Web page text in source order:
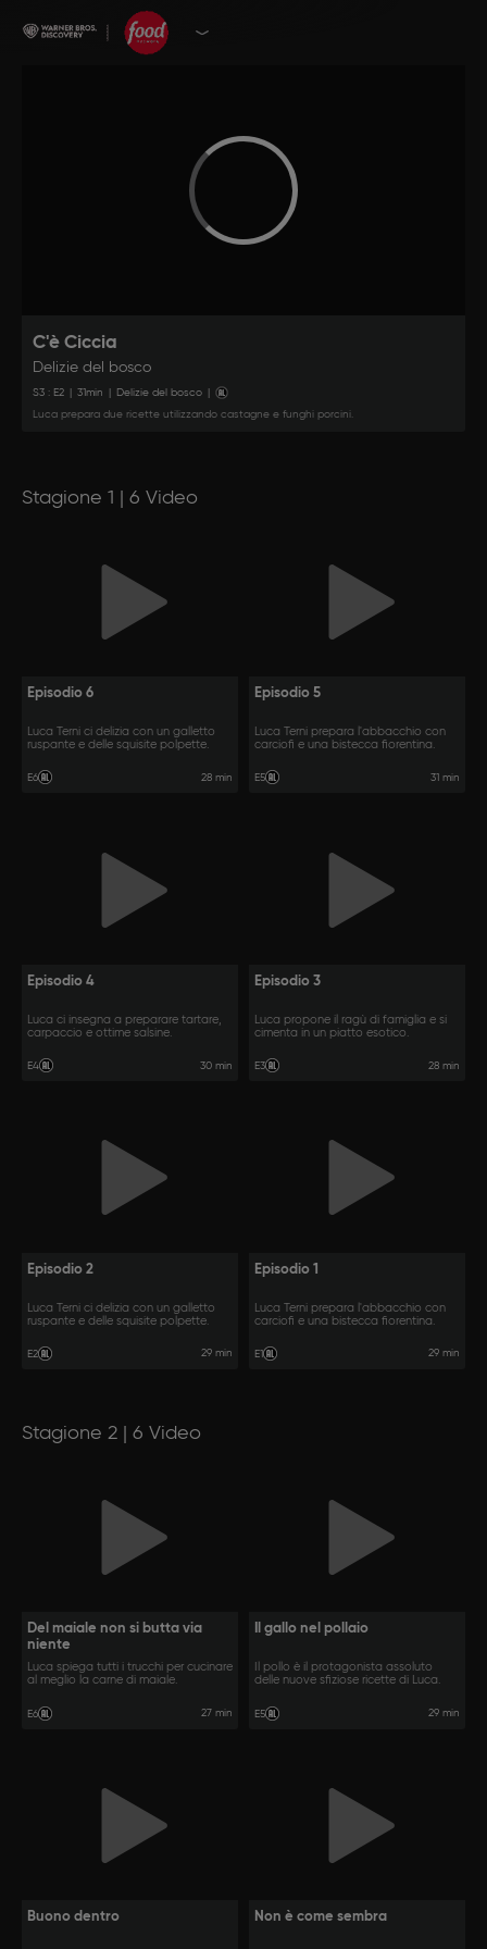
C'è Ciccia
Delizie del bosco
S3 : E2 31min Delizie del bosco
Luca prepara due ricette utilizzando castagne e funghi porcini.
Stagione 1 | 6 Video
Episodio 6
Luca Terni ci delizia con un galletto
ruspante e delle squisite polpette.
E6 28 min
Episodio 5
Luca Terni prepara l'abbacchio con
carciofi e una bistecca fiorentina.
E5 31 min
Episodio 4
Luca ci insegna a preparare tartare,
carpaccio e ottime salsine.
E4 30 min
Episodio 3
Luca propone il ragù di famiglia e si
cimenta in un piatto esotico.
E3 28 min
Episodio 2
Luca Terni ci delizia con un galletto
ruspante e delle squisite polpette.
E2 29 min
Episodio 1
Luca Terni prepara l'abbacchio con
carciofi e una bistecca fiorentina.
E1 29 min
Stagione 2 | 6 Video
Del maiale non si butta via
niente
Luca spiega tutti i trucchi per cucinare
al meglio la carne di maiale.
E6 27 min
Il gallo nel pollaio
Il pollo è il protagonista assoluto
delle nuove sfiziose ricette di Luca.
E5 29 min
Buono dentro Non è come sembra